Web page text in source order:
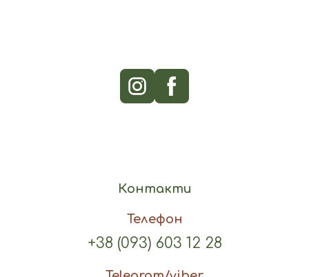
Контакти
Телефон
+38 (093) 603 12 28